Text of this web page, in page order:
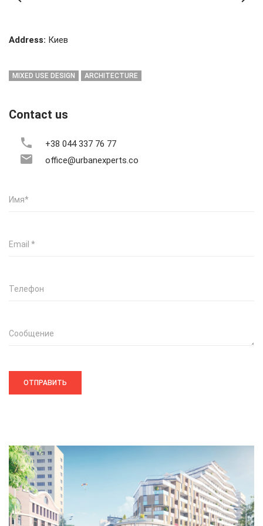
Address: Киев
MIXED USE DESIGN ARCHITECTURE
Contact us
+38 044 337 76 77
office@urbanexperts.co
Имя*
Email *
Телефон
Сообщение